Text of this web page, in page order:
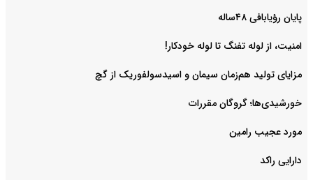
پایان رؤیابافی ۴۸ساله
امنیت، از لوله تفنگ تا ‌لوله خودکار!
مزایای تولید هم‌زمان سیمان و اسیدسولفوریک از گچ
خورشیدی‌ها؛ گروگان مقررات
مورد عجیب رامین
دارایی راکد